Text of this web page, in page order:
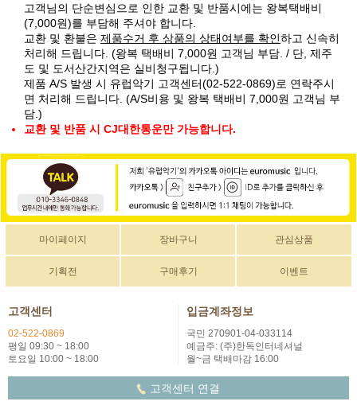
고객님의 단순변심으로 인한 교환 및 반품시에는 왕복택배비
(7,000원)를 부담해 주셔야 합니다.
교환 및 환불은 제품수거 후 상품의 상태여부를 확인하고 신속히
처리해 드립니다. (왕복 택배비 7,000원 고객님 부담. / 단, 제주
도 및 도서산간지역은 실비청구됩니다.)
제품 A/S 발생 시 유럽악기 고객센터(02-522-0869)로 연락주시
면 처리해 드립니다. (A/S비용 및 왕복 택배비 7,000원 고객님 부
담.)
교환 및 반품 시 CJ대한통운만 가능합니다.
마이페이지 장바구니 관심상품
기획전 구매후기 이벤트
고객센터
02-522-0869
평일 09:30 ~ 18:00
토요일 10:00 ~ 18:00
입금계좌정보
국민 270901-04-033114
예금주: (주)한독인터네셔널
월~금 택배마감 16:00
고객센터 연결